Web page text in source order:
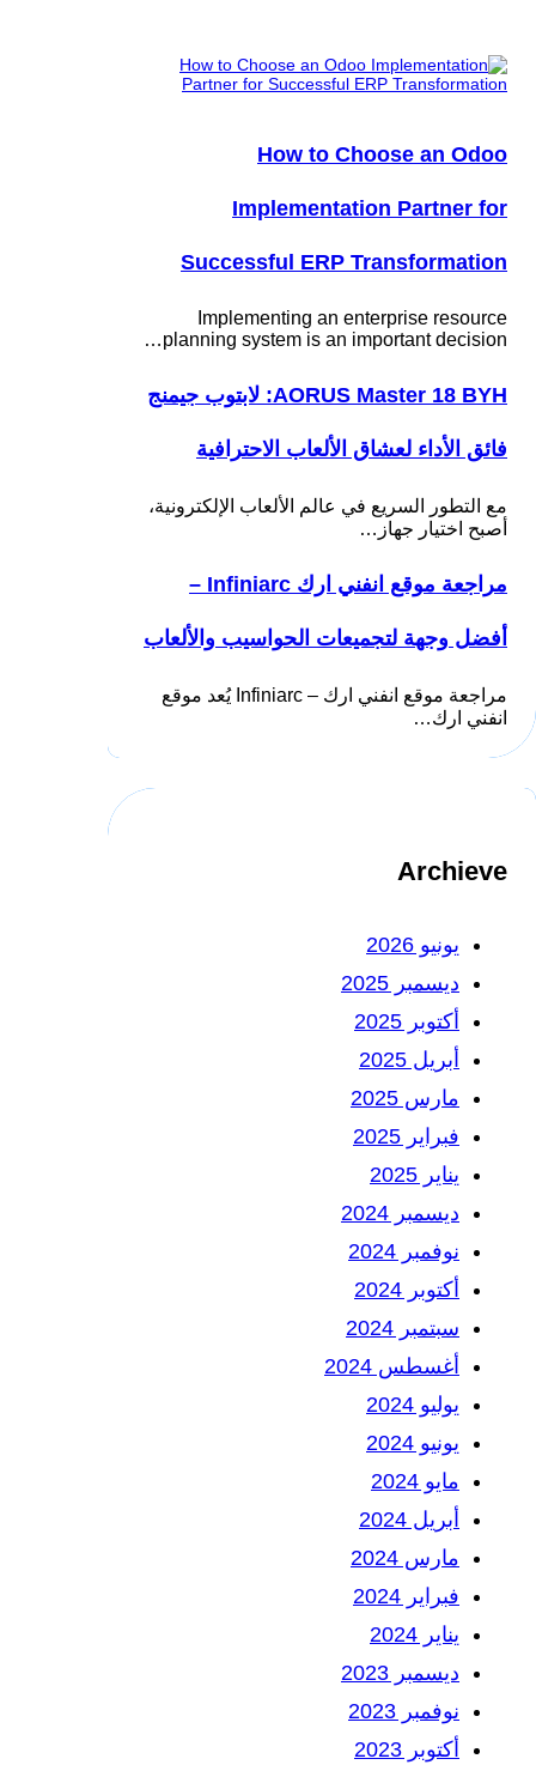
How to Choose an Odoo
Implementation Partner for
Successful ERP Transformation
Implementing an enterprise resource
planning system is an important decision…
AORUS Master 18 BYH: لابتوب جيمنج
فائق الأداء لعشاق الألعاب الاحترافية
مع التطور السريع في عالم الألعاب الإلكترونية،
أصبح اختيار جهاز…
مراجعة موقع انفني ارك Infiniarc –
أفضل وجهة لتجميعات الحواسيب والألعاب
مراجعة موقع انفني ارك – Infiniarc يُعد موقع
انفني ارك…
Archieve
يونيو 2026
ديسمبر 2025
أكتوبر 2025
أبريل 2025
مارس 2025
فبراير 2025
يناير 2025
ديسمبر 2024
نوفمبر 2024
أكتوبر 2024
سبتمبر 2024
أغسطس 2024
يوليو 2024
يونيو 2024
مايو 2024
أبريل 2024
مارس 2024
فبراير 2024
يناير 2024
ديسمبر 2023
نوفمبر 2023
أكتوبر 2023